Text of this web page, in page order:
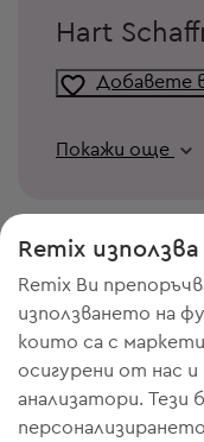
Hart
Добавете
Покажи още
ИМАШ
Remix
Remix Ви
използването на
които са с
осигурени от нас
анализатори. Тези